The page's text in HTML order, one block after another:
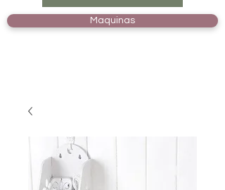
Maquinas